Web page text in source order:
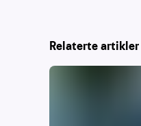
Relaterte artikler